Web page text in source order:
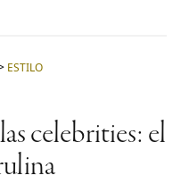
ESTILO
celebrities: el